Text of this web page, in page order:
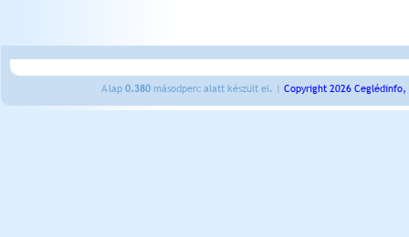
A lap 0.380 másodperc alatt készült el. | Copyright 2026